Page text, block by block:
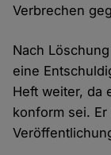
Verbrechen
Nach
eine
Heft weiter, da
konform sei.